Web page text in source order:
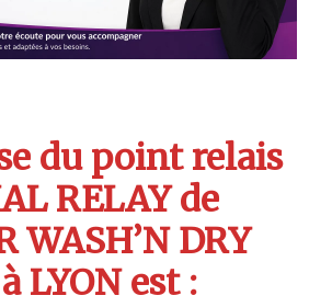
du point relais
RELAY de
WASH’N DRY
LYON est :